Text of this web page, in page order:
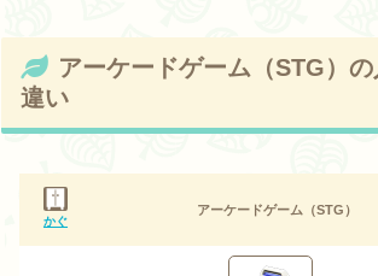
アーケードゲーム（STG）
違い
かぐ
アーケードゲーム（STG）